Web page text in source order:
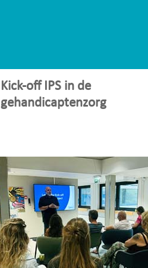
Kick-off IPS in de
gehandicaptenzorg